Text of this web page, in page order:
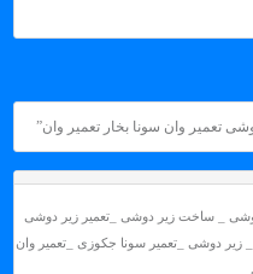
تعمیر وان سونا بخار تعمیر وان”